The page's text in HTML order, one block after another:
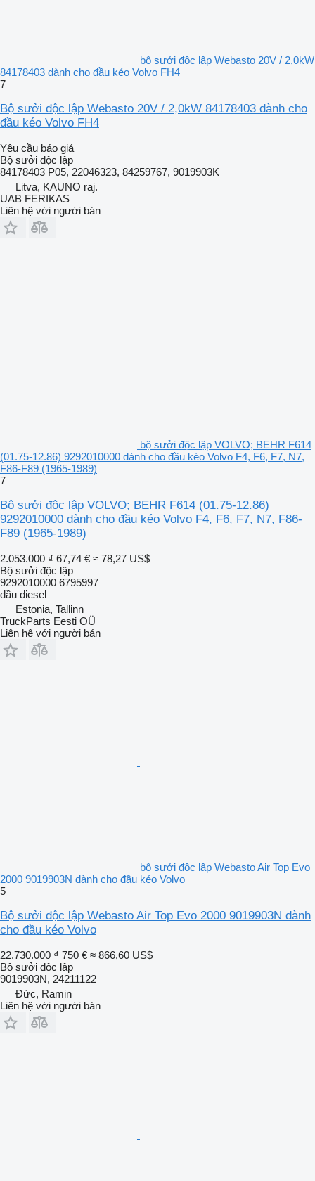
bộ sưởi độc lập Webasto 20V / 2,0kW
84178403 dành cho đầu kéo Volvo FH4
7
Bộ sưởi độc lập Webasto 20V / 2,0kW 84178403 dành cho
đầu kéo Volvo FH4
Yêu cầu báo giá
Bộ sưởi độc lập
84178403 P05, 22046323, 84259767, 9019903K
Litva, KAUNO raj.
UAB FERIKAS
Liên hệ với người bán
bộ sưởi độc lập VOLVO; BEHR F614
(01.75-12.86) 9292010000 dành cho đầu kéo Volvo F4, F6, F7, N7,
F86-F89 (1965-1989)
7
Bộ sưởi độc lập VOLVO; BEHR F614 (01.75-12.86)
9292010000 dành cho đầu kéo Volvo F4, F6, F7, N7, F86-
F89 (1965-1989)
2.053.000 ₫ 67,74 € ≈ 78,27 US$
Bộ sưởi độc lập
9292010000 6795997
dầu diesel
Estonia, Tallinn
TruckParts Eesti OÜ
Liên hệ với người bán
bộ sưởi độc lập Webasto Air Top Evo
2000 9019903N dành cho đầu kéo Volvo
5
Bộ sưởi độc lập Webasto Air Top Evo 2000 9019903N dành
cho đầu kéo Volvo
22.730.000 ₫ 750 € ≈ 866,60 US$
Bộ sưởi độc lập
9019903N, 24211122
Đức, Ramin
Liên hệ với người bán